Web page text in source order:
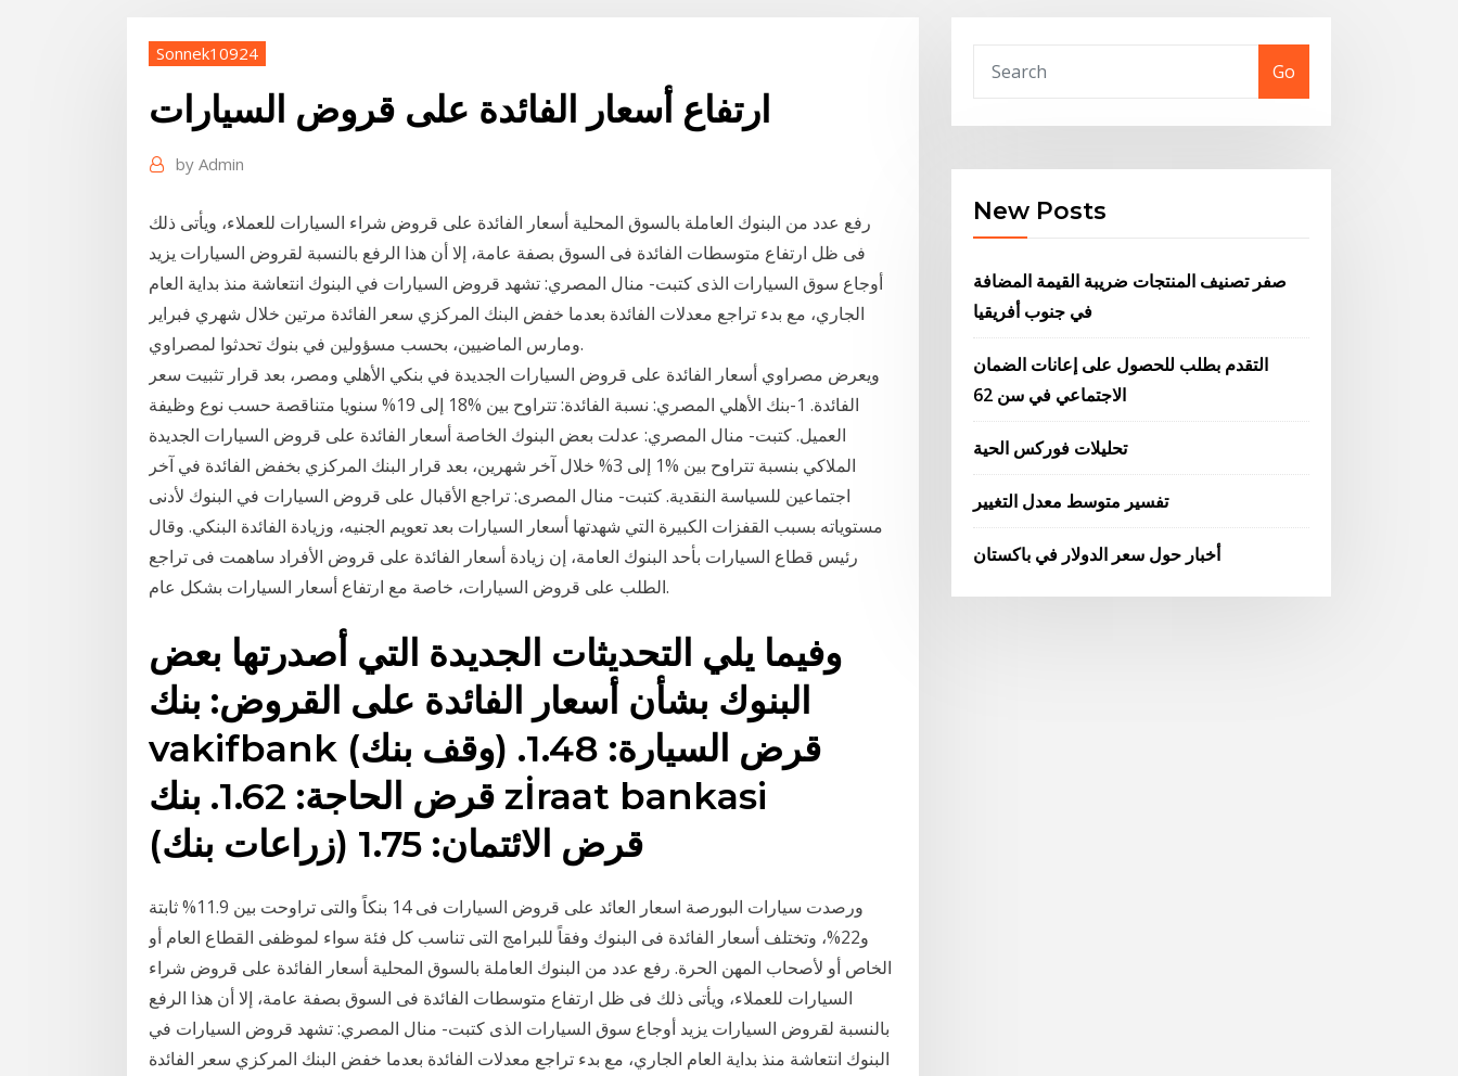
Sonnek10924
ارتفاع أسعار الفائدة على قروض السيارات
by Admin
رفع عدد من البنوك العاملة بالسوق المحلية أسعار الفائدة على قروض شراء السيارات للعملاء، ويأتى ذلك
فى ظل ارتفاع متوسطات الفائدة فى السوق بصفة عامة، إلا أن هذا الرفع بالنسبة لقروض السيارات يزيد
أوجاع سوق السيارات الذى كتبت- منال المصري: تشهد قروض السيارات في البنوك انتعاشة منذ بداية العام
الجاري، مع بدء تراجع معدلات الفائدة بعدما خفض البنك المركزي سعر الفائدة مرتين خلال شهري فبراير
ومارس الماضيين، بحسب مسؤولين في بنوك تحدثوا لمصراوي.
ويعرض مصراوي أسعار الفائدة على قروض السيارات الجديدة في بنكي الأهلي ومصر، بعد قرار تثبيت سعر
الفائدة. 1-بنك الأهلي المصري: نسبة الفائدة: تتراوح بين %18 إلى 19% سنويا متناقصة حسب نوع وظيفة
العميل. كتبت- منال المصري: عدلت بعض البنوك الخاصة أسعار الفائدة على قروض السيارات الجديدة
الملاكي بنسبة تتراوح بين %1 إلى 3% خلال آخر شهرين، بعد قرار البنك المركزي بخفض الفائدة في آخر
اجتماعين للسياسة النقدية. كتبت- منال المصرى: تراجع الأقبال على قروض السيارات في البنوك لأدنى
مستوياته بسبب القفزات الكبيرة التي شهدتها أسعار السيارات بعد تعويم الجنيه، وزيادة الفائدة البنكي. وقال
رئيس قطاع السيارات بأحد البنوك العامة، إن زيادة أسعار الفائدة على قروض الأفراد ساهمت فى تراجع
الطلب على قروض السيارات، خاصة مع ارتفاع أسعار السيارات بشكل عام.
وفيما يلي التحديثات الجديدة التي أصدرتها بعض
البنوك بشأن أسعار الفائدة على القروض: بنك
vakifbank (وقف بنك) قرض السيارة: 1.48.
قرض الحاجة: 1.62. بنك zİraat bankasi
(زراعات بنك) قرض الائتمان: 1.75
ورصدت سيارات البورصة اسعار العائد على قروض السيارات فى 14 بنكاً والتى تراوحت بين 11.9% ثابتة
و22%، وتختلف أسعار الفائدة فى البنوك وفقاً للبرامج التى تناسب كل فئة سواء لموظفى القطاع العام أو
الخاص أو لأصحاب المهن الحرة. رفع عدد من البنوك العاملة بالسوق المحلية أسعار الفائدة على قروض شراء
السيارات للعملاء، ويأتى ذلك فى ظل ارتفاع متوسطات الفائدة فى السوق بصفة عامة، إلا أن هذا الرفع
بالنسبة لقروض السيارات يزيد أوجاع سوق السيارات الذى كتبت- منال المصري: تشهد قروض السيارات في
البنوك انتعاشة منذ بداية العام الجاري، مع بدء تراجع معدلات الفائدة بعدما خفض البنك المركزي سعر الفائدة
Go
New Posts
صفر تصنيف المنتجات ضريبة القيمة المضافة
في جنوب أفريقيا
التقدم بطلب للحصول على إعانات الضمان
الاجتماعي في سن 62
تحليلات فوركس الحية
تفسير متوسط ​​معدل التغيير
أخبار حول سعر الدولار في باكستان